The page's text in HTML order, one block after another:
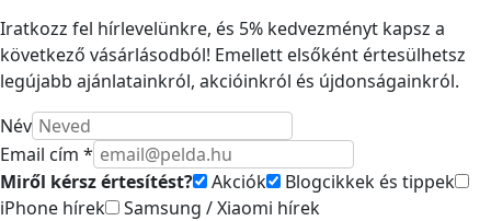
Iratkozz fel hírlevelünkre, és 5% kedvezményt kapsz a
következő vásárlásodból! Emellett elsőként értesülhetsz
legújabb ajánlatainkról, akcióinkról és újdonságainkról.
Név
Email cím *
Miről kérsz értesítést?
Akciók
Blogcikkek és tippek
iPhone hírek
Samsung / Xiaomi hírek